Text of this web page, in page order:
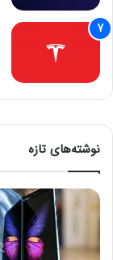
نوشته‌های تازه